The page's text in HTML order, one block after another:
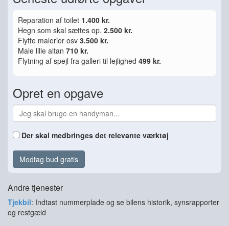
Reparation af toilet 1.400 kr.
Hegn som skal sættes op. 2.500 kr.
Flytte malerier osv 3.500 kr.
Male lille altan 710 kr.
Flytning af spejl fra galleri til lejlighed 499 kr.
Opret en opgave
Der skal medbringes det relevante værktøj
Modtag bud gratis
Andre tjenester
Tjekbil: Indtast nummerplade og se bilens historik, synsrapporter
og restgæld